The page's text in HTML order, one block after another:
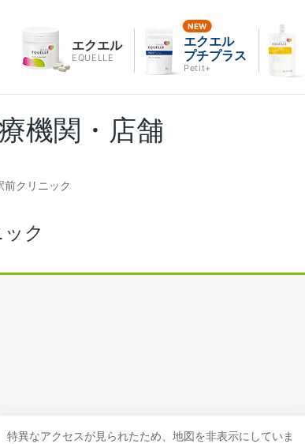
エクエル
EQUELLE
エクエル
プチプラス
Petit+
機関・店舗
前クリニック
ク
特異なアクセスが見られたため、地図を非表示にしていま